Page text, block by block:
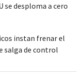
se desploma a cero
instan frenar el
salga de control